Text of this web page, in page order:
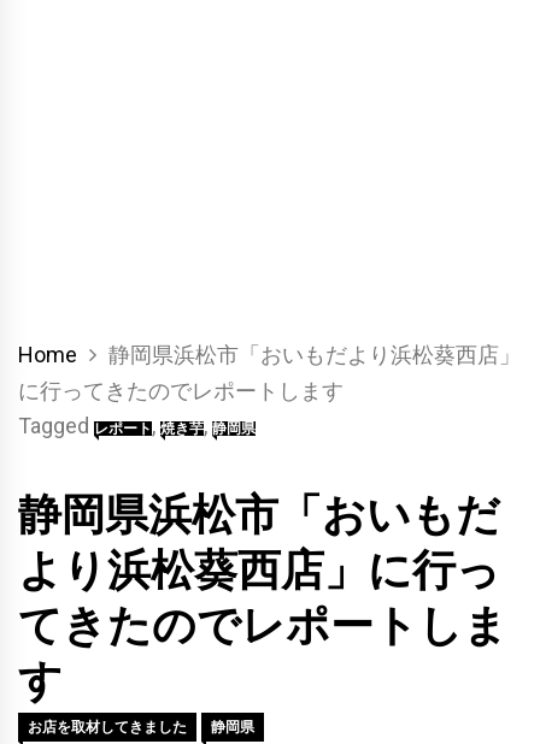
Home
静岡県浜松市「おいもだより浜松葵西店」
に行ってきたのでレポートします
Tagged レポート , 焼き芋, 静岡県
静岡県浜松市「おいもだ
より浜松葵西店」に行っ
てきたのでレポートしま
す
お店を取材してきました 静岡県